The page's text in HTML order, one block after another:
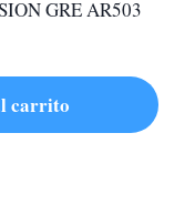
GRE AR503
carrito